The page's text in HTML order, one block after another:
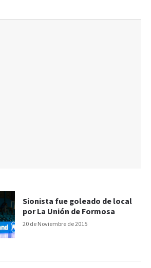
20 de Noviembre de 2015
Sionista fue goleado de local
por La Unión de Formosa